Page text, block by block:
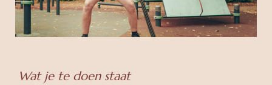
Wat je te doen staat